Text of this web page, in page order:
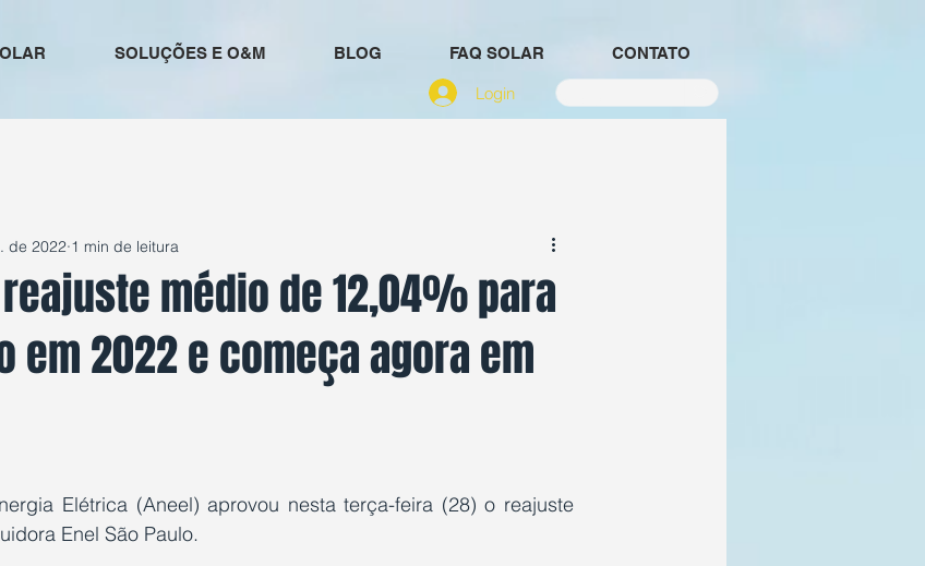
SOLUÇÕES E O&M BLOG FAQ SOLAR CONTATO
Login
médio de 12,04% para
em 2022 e começa agora em
de 2022 1 min de leitura
Elétrica (Aneel) aprovou nesta terça-feira (28) o reajuste
Enel São Paulo.